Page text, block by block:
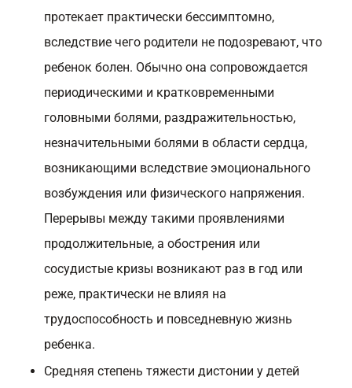
протекает практически бессимптомно,
вследствие чего родители не подозревают, что
ребенок болен. Обычно она сопровождается
периодическими и кратковременными
головными болями, раздражительностью,
незначительными болями в области сердца,
возникающими вследствие эмоционального
возбуждения или физического напряжения.
Перерывы между такими проявлениями
продолжительные, а обострения или
сосудистые кризы возникают раз в год или
реже, практически не влияя на
трудоспособность и повседневную жизнь
ребенка.
Средняя степень тяжести дистонии у детей